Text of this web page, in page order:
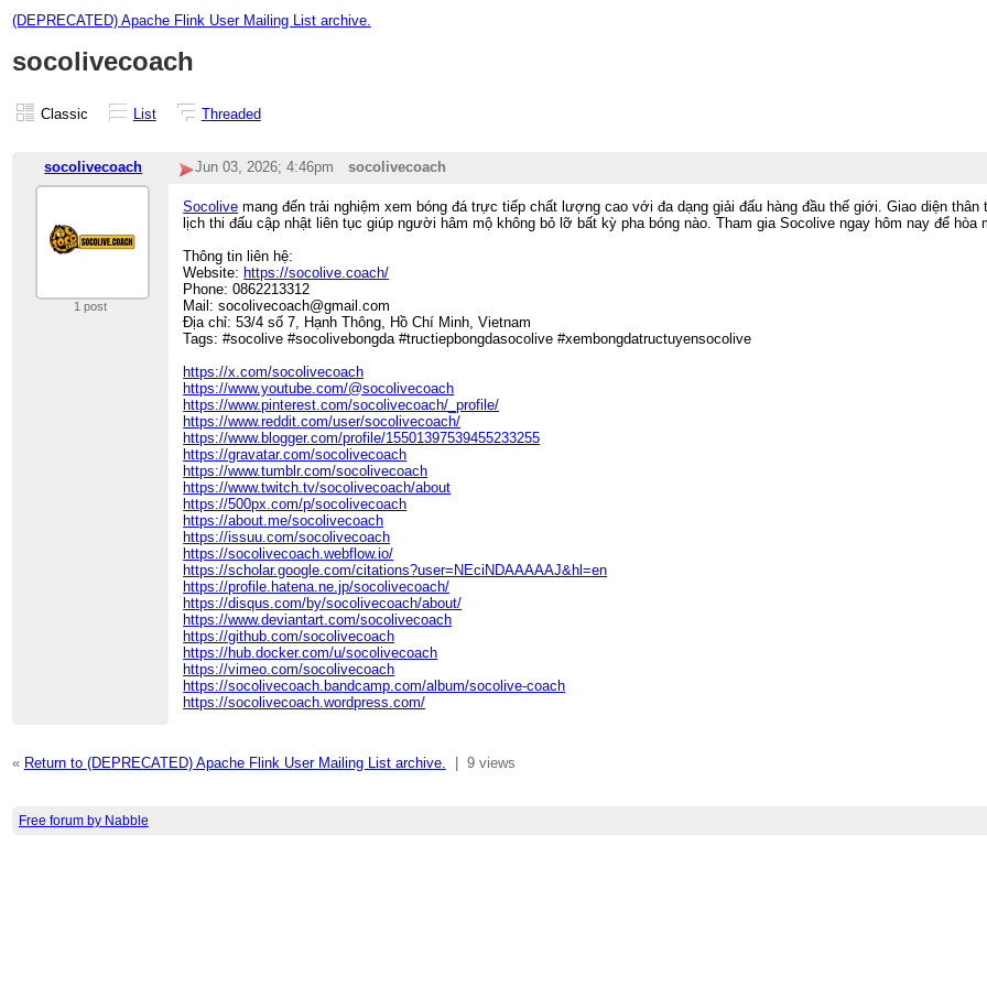
(DEPRECATED) Apache Flink User Mailing List archive.
socolivecoach
Classic List Threaded
socolivecoach Jun 03, 2026; 4:46pm socolivecoach
1 post
Socolive mang đến trải nghiệm xem bóng đá trực tiếp chất lượng cao với đa dạng giải đấu hàng đầu thế giới. Giao diện
lịch thi đấu cập nhật liên tục giúp người hâm mộ không bỏ lỡ bất kỳ pha bóng nào. Tham gia Socolive ngay hôm nay để
Thông tin liên hệ:
Website: https://socolive.coach/
Phone: 0862213312
Mail: socolivecoach@gmail.com
Địa chỉ: 53/4 số 7, Hạnh Thông, Hồ Chí Minh, Vietnam
Tags: #socolive #socolivebongda #tructiepbongdasocolive #xembongdatructuyensocolive
https://x.com/socolivecoach
https://www.youtube.com/@socolivecoach
https://www.pinterest.com/socolivecoach/_profile/
https://www.reddit.com/user/socolivecoach/
https://www.blogger.com/profile/15501397539455233255
https://gravatar.com/socolivecoach
https://www.tumblr.com/socolivecoach
https://www.twitch.tv/socolivecoach/about
https://500px.com/p/socolivecoach
https://about.me/socolivecoach
https://issuu.com/socolivecoach
https://socolivecoach.webflow.io/
https://scholar.google.com/citations?user=NEciNDAAAAAJ&hl=en
https://profile.hatena.ne.jp/socolivecoach/
https://disqus.com/by/socolivecoach/about/
https://www.deviantart.com/socolivecoach
https://github.com/socolivecoach
https://hub.docker.com/u/socolivecoach
https://vimeo.com/socolivecoach
https://socolivecoach.bandcamp.com/album/socolive-coach
https://socolivecoach.wordpress.com/
« Return to (DEPRECATED) Apache Flink User Mailing List archive. 9 views
Free forum by Nabble